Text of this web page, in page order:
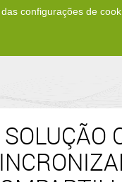
configurações de